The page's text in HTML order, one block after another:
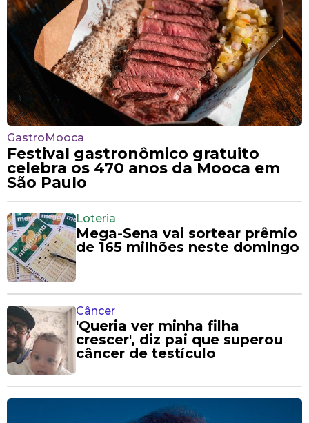
GastroMooca
Festival gastronômico gratuito
celebra os 470 anos da Mooca em
São Paulo
Loteria
Mega-Sena vai sortear prêmio
de 165 milhões neste domingo
Câncer
'Queria ver minha filha
crescer', diz pai que superou
câncer de testículo